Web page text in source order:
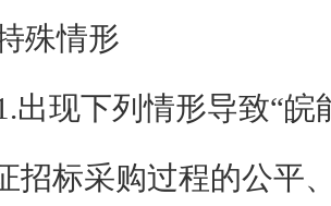
殊情形
出现下列情形导致“
招标采购过程的公平